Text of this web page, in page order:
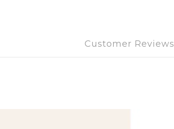
Customer Reviews